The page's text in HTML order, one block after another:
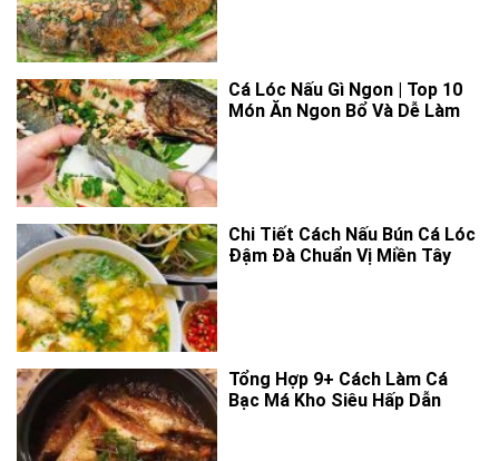
Cá Lóc Nấu Gì Ngon | Top 10
Món Ăn Ngon Bổ Và Dễ Làm
Chi Tiết Cách Nấu Bún Cá Lóc
Đậm Đà Chuẩn Vị Miền Tây
Tổng Hợp 9+ Cách Làm Cá
Bạc Má Kho Siêu Hấp Dẫn